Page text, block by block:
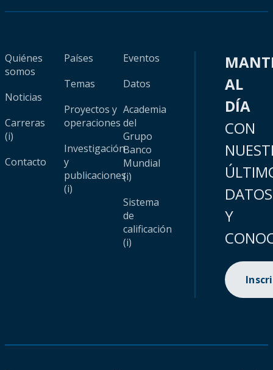
Quiénes
somos
Noticias
Carreras
(i)
Contacto
Países
Temas
Proyectos y
operaciones
Investigación
y
publicaciones
(i)
Eventos
Datos
Academia
del
Grupo
Banco
Mundial
(i)
Sistema
de
calificación
(i)
AL
DÍA
CON
DATOS
Y